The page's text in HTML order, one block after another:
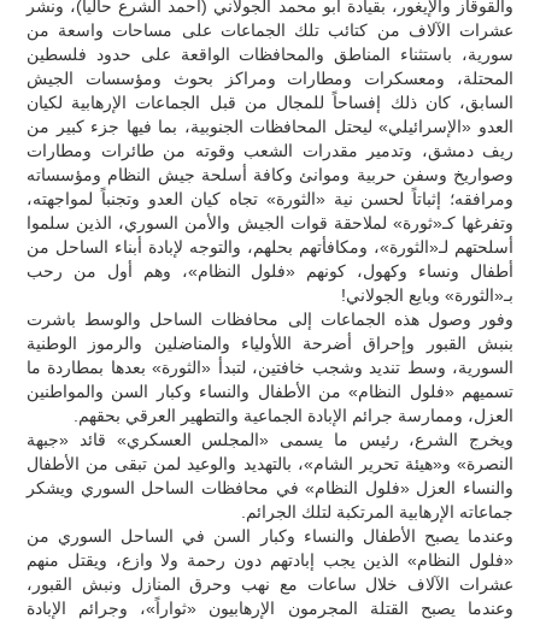
والقوقاز والإيغور، بقيادة أبو محمد الجولاني (أحمد الشرع حالياً)، ونشر
عشرات الآلاف من كتائب تلك الجماعات على مساحات واسعة من
سورية، باستثناء المناطق والمحافظات الواقعة على حدود فلسطين
المحتلة، ومعسكرات ومطارات ومراكز بحوث ومؤسسات الجيش
السابق، كان ذلك إفساحاً للمجال من قبل الجماعات الإرهابية لكيان
العدو «الإسرائيلي» ليحتل المحافظات الجنوبية، بما فيها جزء كبير من
ريف دمشق، وتدمير مقدرات الشعب وقوته من طائرات ومطارات
وصواريخ وسفن حربية وموانئ وكافة أسلحة جيش النظام ومؤسساته
ومرافقه؛ إثباتاً لحسن نية «الثورة» تجاه كيان العدو وتجنباً لمواجهته،
وتفرغها كـ«ثورة» لملاحقة قوات الجيش والأمن السوري، الذين سلموا
أسلحتهم لـ«الثورة»، ومكافأتهم بحلهم، والتوجه لإبادة أبناء الساحل من
أطفال ونساء وكهول، كونهم «فلول النظام»، وهم أول من رحب
بـ«الثورة» وبايع الجولاني!
وفور وصول هذه الجماعات إلى محافظات الساحل والوسط باشرت
بنبش القبور وإحراق أضرحة اللأولياء والمناضلين والرموز الوطنية
السورية، وسط تنديد وشجب خافتين، لتبدأ «الثورة» بعدها بمطاردة ما
تسميهم «فلول النظام» من الأطفال والنساء وكبار السن والمواطنين
العزل، وممارسة جرائم الإبادة الجماعية والتطهير العرقي بحقهم.
ويخرج الشرع، رئيس ما يسمى «المجلس العسكري» قائد «جبهة
النصرة» و«هيئة تحرير الشام»، بالتهديد والوعيد لمن تبقى من الأطفال
والنساء العزل «فلول النظام» في محافظات الساحل السوري ويشكر
جماعاته الإرهابية المرتكبة لتلك الجرائم.
وعندما يصبح الأطفال والنساء وكبار السن في الساحل السوري من
«فلول النظام» الذين يجب إبادتهم دون رحمة ولا وازع، ويقتل منهم
عشرات الآلاف خلال ساعات مع نهب وحرق المنازل ونبش القبور،
وعندما يصبح القتلة المجرمون الإرهابيون «ثواراً»، وجرائم الإبادة